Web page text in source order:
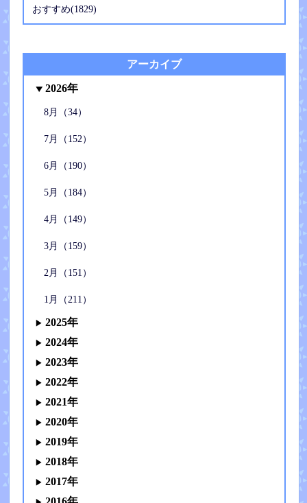
おすすめ(1829)
アーカイブ
2026年
8月（34）
7月（152）
6月（190）
5月（184）
4月（149）
3月（159）
2月（151）
1月（211）
2025年
2024年
2023年
2022年
2021年
2020年
2019年
2018年
2017年